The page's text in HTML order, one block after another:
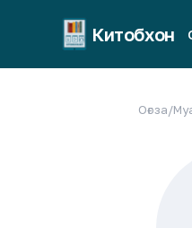
Китобхон
Оғоза/